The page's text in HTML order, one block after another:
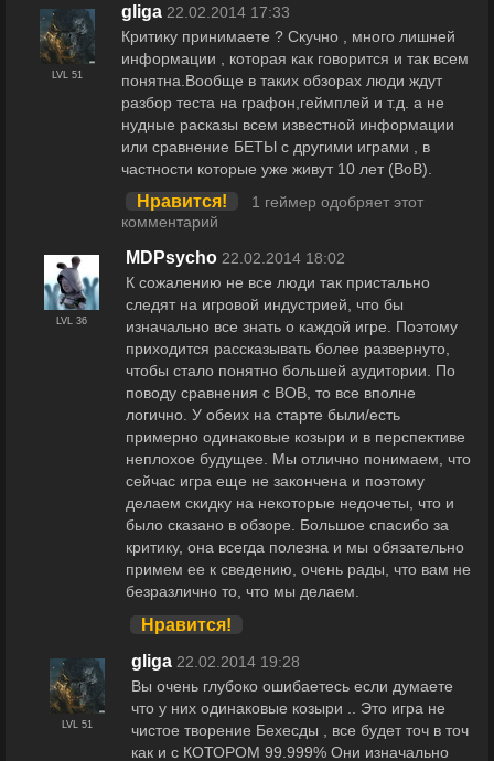
LVL 51
gliga 22.02.2014 17:33
Критику принимаете ? Скучно , много лишней
информации , которая как говорится и так всем
понятна.Вообще в таких обзорах люди ждут
разбор теста на графон,геймплей и т.д. а не
нудные расказы всем известной информации
или сравнение БЕТЫ с другими играми , в
частности которые уже живут 10 лет (ВоВ).
Нравится!
1 геймер одобряет этот
комментарий
LVL 36
MDPsycho 22.02.2014 18:02
К сожалению не все люди так пристально
следят на игровой индустрией, что бы
изначально все знать о каждой игре. Поэтому
приходится рассказывать более развернуто,
чтобы стало понятно большей аудитории. По
поводу сравнения с ВОВ, то все вполне
логично. У обеих на старте были/есть
примерно одинаковые козыри и в перспективе
неплохое будущее. Мы отлично понимаем, что
сейчас игра еще не закончена и поэтому
делаем скидку на некоторые недочеты, что и
было сказано в обзоре. Большое спасибо за
критику, она всегда полезна и мы обязательно
примем ее к сведению, очень рады, что вам не
безразлично то, что мы делаем.
Нравится!
LVL 51
gliga 22.02.2014 19:28
Вы очень глубоко ошибаетесь если думаете
что у них одинаковые козыри .. Это игра не
чистое творение Бехесды , все будет точ в точ
как и с КОТОРОМ 99.999% Они изначально